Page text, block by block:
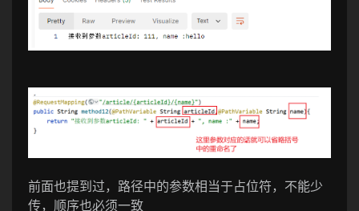
前面也提到过，路径中的参数相当于占位符，不能少
传，顺序也必须一致